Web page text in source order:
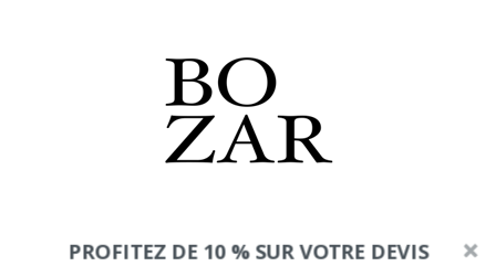
PROFITEZ DE 10 % SUR VOTRE DEVIS